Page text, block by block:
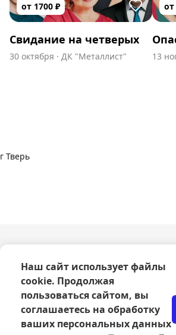
от 1700 ₽
Свидание на четверых
30 октября · ДК "Металлист"
от
13
г Тверь
Оферта
Политика
Согласие на обработку
Правила возврата
Возврат билетов
Наш сайт использует файлы
cookie. Продолжая
пользоваться сайтом, вы
соглашаетесь на обработку
ваших персональных данных